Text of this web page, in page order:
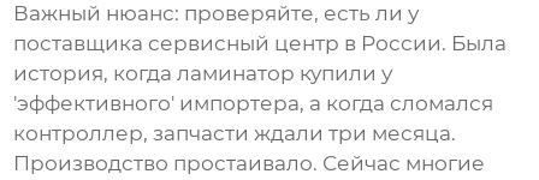
Важный нюанс: проверяйте, есть ли у
поставщика сервисный центр в России. Была
история, когда ламинатор купили у
'эффективного' импортера, а когда сломался
контроллер, запчасти ждали три месяца.
Производство простаивало. Сейчас многие